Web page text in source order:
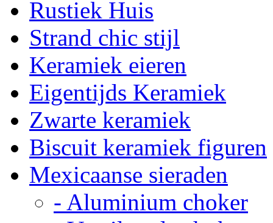
Rustiek Huis
Strand chic stijl
Keramiek eieren
Eigentijds Keramiek
Zwarte keramiek
Biscuit keramiek figuren
Mexicaanse sieraden
- Aluminium choker